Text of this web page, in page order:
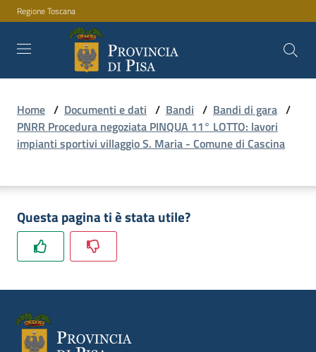
Vai al contenuto
Vai alla navigazione
Vai al footer
Regione Toscana
Amministrazione
Novità
Documenti
dati
Home / Documenti e dati / Bandi / Bandi di gara /
PNRR Procedura negoziata PINQUA 11° LOTTO: lavori
impianti sportivi villaggio S. Maria - Comune di Cascina
Questa pagina ti è stata utile?